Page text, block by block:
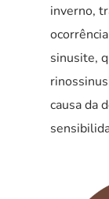
inverno,
sinusite,
causa da